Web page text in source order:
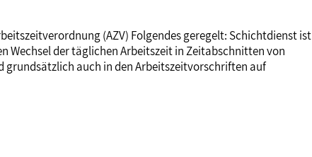
(AZV) Folgendes geregelt: Schichtdienst ist
Wechsel der täglichen Arbeitszeit in Zeitabschnitten von
grundsätzlich auch in den Arbeitszeitvorschriften auf